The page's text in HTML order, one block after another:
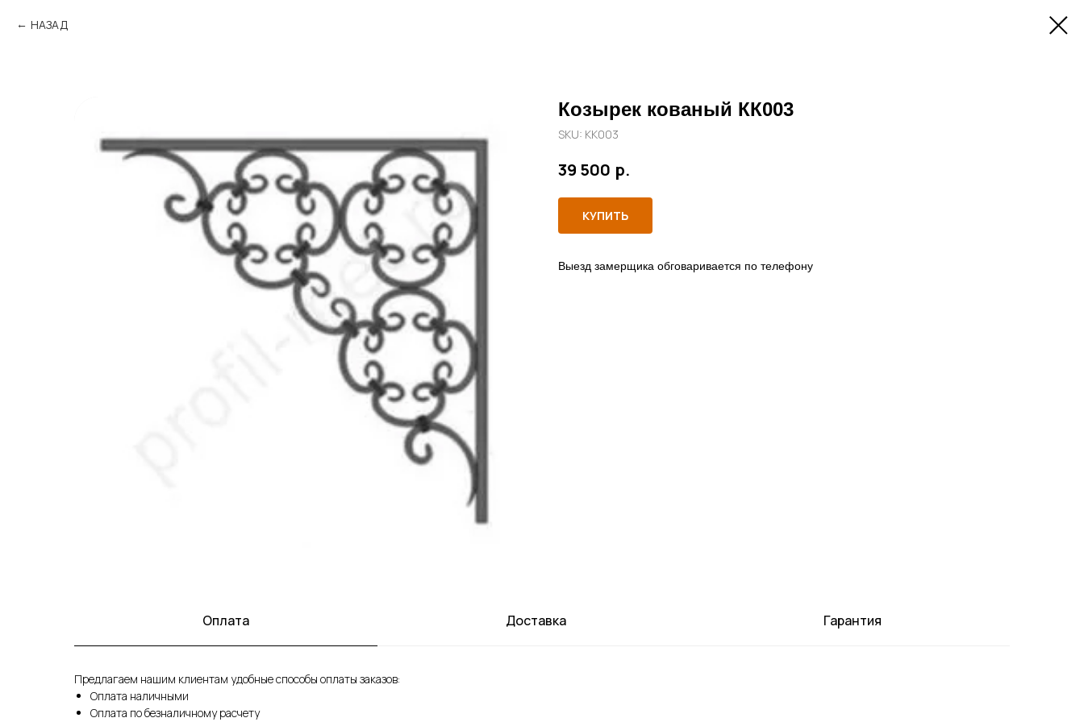
НАЗАД
Козырек кованый КК003
SKU: КК003
39 500 р.
КУПИТЬ
Выезд замерщика обговаривается по телефону
Оплата Доставка Гарантия
Предлагаем нашим клиентам удобные способы оплаты заказов:
Оплата наличными
Оплата по безналичному расчету